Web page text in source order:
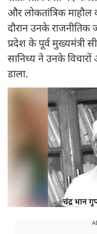
और लोकतांत्रिक
दौरान उनके राजनीतिक
प्रदेश के पूर्व मुख्यमंत्री
सानिध्य ने उनके विचारों
डाला.